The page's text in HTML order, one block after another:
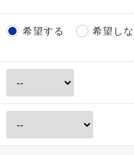
希望する 希望し